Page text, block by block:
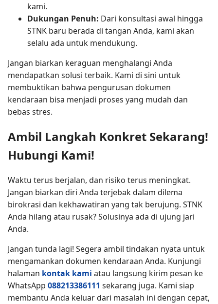
kami.
Dukungan Penuh: Dari konsultasi awal hingga
STNK baru berada di tangan Anda, kami akan
selalu ada untuk mendukung.
Jangan biarkan keraguan menghalangi Anda
mendapatkan solusi terbaik. Kami di sini untuk
membuktikan bahwa pengurusan dokumen
kendaraan bisa menjadi proses yang mudah dan
bebas stres.
Ambil Langkah Konkret Sekarang!
Hubungi Kami!
Waktu terus berjalan, dan risiko terus meningkat.
Jangan biarkan diri Anda terjebak dalam dilema
birokrasi dan kekhawatiran yang tak berujung. STNK
Anda hilang atau rusak? Solusinya ada di ujung jari
Anda.
Jangan tunda lagi! Segera ambil tindakan nyata untuk
mengamankan dokumen kendaraan Anda. Kunjungi
halaman kontak kami atau langsung kirim pesan ke
WhatsApp 088213386111 sekarang juga. Kami siap
membantu Anda keluar dari masalah ini dengan cepat,